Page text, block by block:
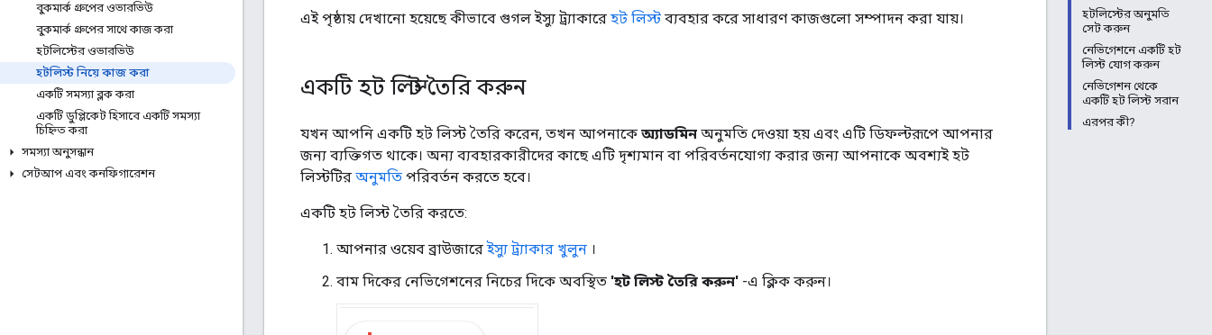
বুকমার্ক গ্রুপের ওভারভিউ
বুকমার্ক গ্রুপের সাথে কাজ করা
হটলিস্টের ওভারভিউ
হটলিস্ট নিয়ে কাজ করা
একটি সমস্যা ব্লক করা
একটি ডুপ্লিকেট হিসাবে একটি সমস্যা
চিহ্নিত করা
সমস্যা অনুসন্ধান
সেটআপ এবং কনফিগারেশন
হটলিস্টের অনুমতি
সেট করুন
নেভিগেশনে একটি হট
লিস্ট যোগ করুন
নেভিগেশন থেকে
একটি হট লিস্ট সরান
এরপর কী?
এই পৃষ্ঠায় দেখানো হয়েছে কীভাবে গুগল ইস্যু ট্র্যাকারে হট লিস্ট ব্যবহার করে সাধারণ কাজগুলো সম্পাদন করা যায়।
একটি হট লিস্ট তৈরি করুন
যখন আপনি একটি হট লিস্ট তৈরি করেন, তখন আপনাকে অ্যাডমিন অনুমতি দেওয়া হয় এবং এটি ডিফল্টরূপে আপনার
জন্য ব্যক্তিগত থাকে। অন্য ব্যবহারকারীদের কাছে এটি দৃশ্যমান বা পরিবর্তনযোগ্য করার জন্য আপনাকে অবশ্যই হট
লিস্টটির অনুমতি পরিবর্তন করতে হবে।
একটি হট লিস্ট তৈরি করতে:
আপনার ওয়েব ব্রাউজারেইস্যু ট্র্যাকার খুলুন ।
বাম দিকের নেভিগেশনের নিচের দিকে অবস্থিত 'হট লিস্ট তৈরি করুন' -এ ক্লিক করুন।